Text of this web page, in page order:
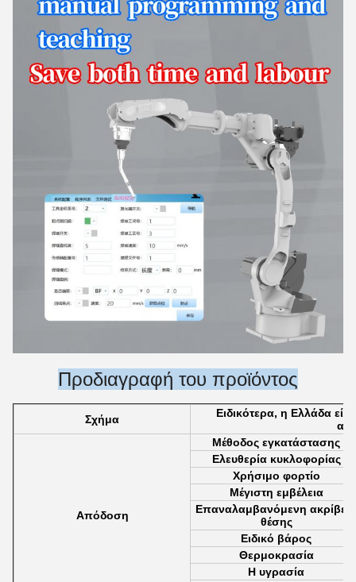
Προδιαγραφή του προϊόντος
Σχήμα
Ειδικότερα, η Ελλάδα
Απόδοση
Μέθοδος εγκατάστασης
Ελευθερία κυκλοφορίας
Χρήσιμο φορτίο
Μέγιστη εμβέλεια
Επαναλαμβανόμενη ακρίβεια
θέσης
Ειδικό βάρος
Θερμοκρασία
Η υγρασία